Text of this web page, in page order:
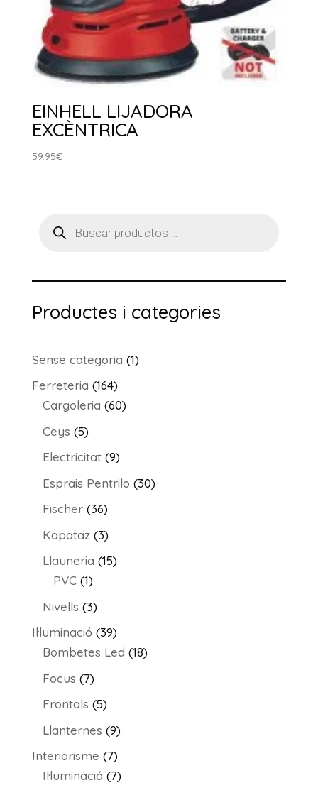
EINHELL LIJADORA
EXCÈNTRICA
59.95€
search
Productes i categories
Sense categoria 11
Ferreteria 164164
productes
Cargoleria 6060
Ceys 55
productes
Electricitat 99
productes
Esprais Pentrilo 3030
Fischer 3636
productes
Kapataz 33
productes
Llauneria 1515
PVC 11
producte
Nivells 33
productes
Il·luminació 3939
productes
Bombetes Led 1818
Focus 77
productes
Frontals 55
productes
Llanternes 99
productes
Interiorisme 77
productes
Il·luminació 77